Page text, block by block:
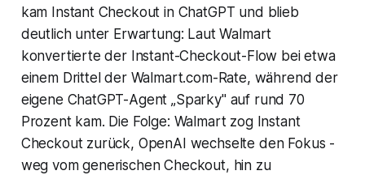
kam Instant Checkout in ChatGPT und blieb
deutlich unter Erwartung: LautWalmart
konvertierte der Instant-Checkout-Flow bei etwa
einem Drittel der Walmart.com-Rate, während der
eigene ChatGPT-Agent „Sparky" auf rund 70
Prozent kam. Die Folge: Walmartzog Instant
Checkout zurück, OpenAI wechselte den Fokus -
weg vom generischen Checkout, hin zu